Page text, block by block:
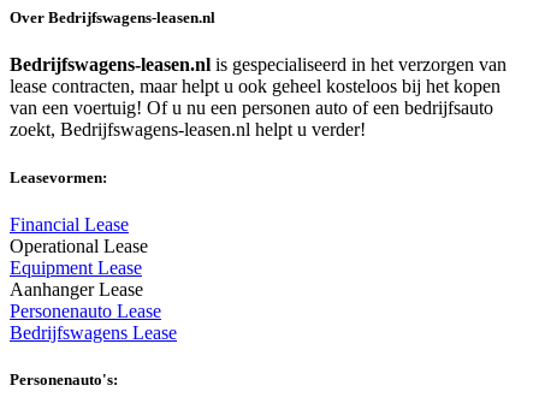
Over Bedrijfswagens-leasen.nl
Bedrijfswagens-leasen.nl is gespecialiseerd in het verzorgen van
lease contracten, maar helpt u ook geheel kosteloos bij het kopen
van een voertuig! Of u nu een personen auto of een bedrijfsauto
zoekt, Bedrijfswagens-leasen.nl helpt u verder!
Leasevormen:
Financial Lease
Operational Lease
Equipment Lease
Aanhanger Lease
Personenauto Lease
Bedrijfswagens Lease
Personenauto's: